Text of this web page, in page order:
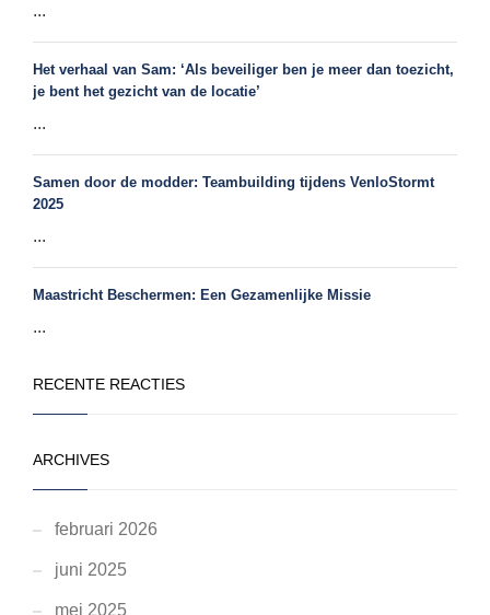
...
Het verhaal van Sam: ‘Als beveiliger ben je meer dan toezicht,
je bent het gezicht van de locatie’
...
Samen door de modder: Teambuilding tijdens VenloStormt
2025
...
Maastricht Beschermen: Een Gezamenlijke Missie
...
RECENTE REACTIES
ARCHIVES
februari 2026
juni 2025
mei 2025